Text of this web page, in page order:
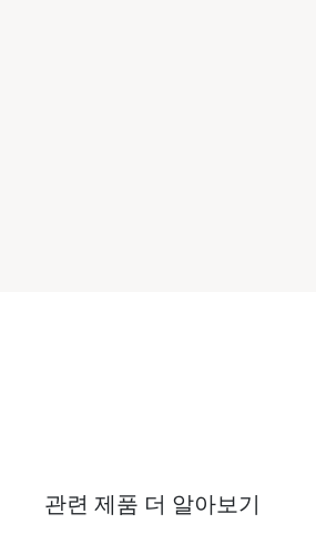
관련 제품 더 알아보기